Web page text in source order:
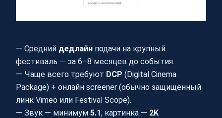
— Средний дедлайн подачи на крупный
фестиваль — за 6–8 месяцев до события.
— Чаще всего требуют DCP (Digital Cinema
Package) + онлайн screener (обычно защищённый
линк Vimeo или Festival Scope).
— Звук — минимум 5.1, картинка — 2K